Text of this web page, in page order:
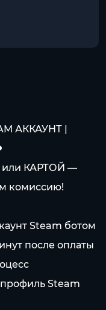
АККАУНТ |
или КАРТОЙ —
комиссию!
Steam ботом
после оплаты
Steam